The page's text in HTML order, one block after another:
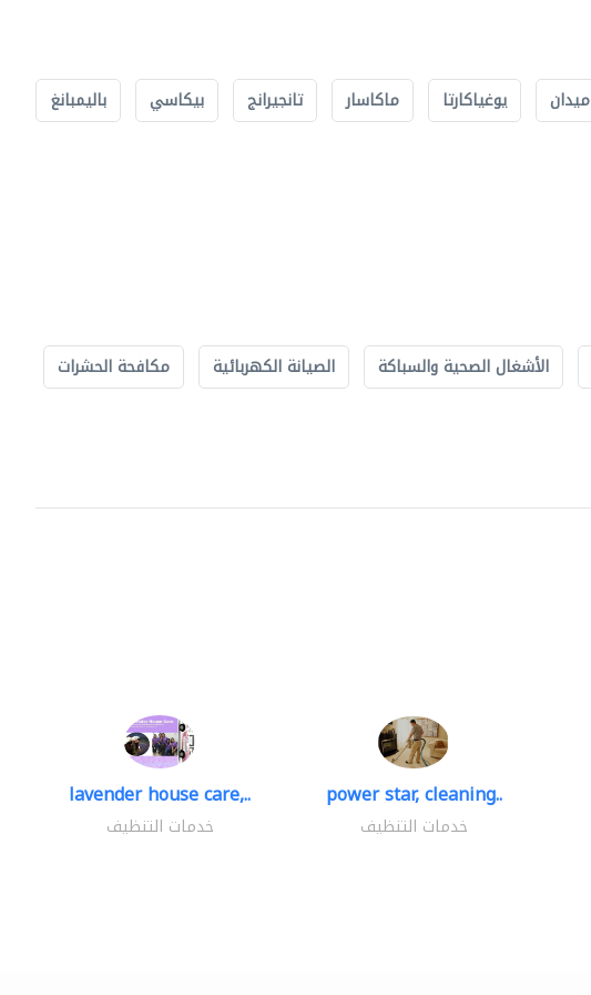
ميدان يوغياكارتا ماكاسار تانجيرانج بيكاسي باليمبانغ
الأشغال الصحية والسباكة الصيانة الكهربائية
مكافحة الحشرات
lavender house care,..
خدمات التنظيف
power star, cleaning..
خدمات التنظيف